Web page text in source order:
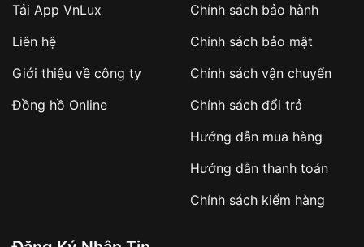
sản phẩm đặc biệt
hàng
Số tiền còn lại thanh toán khi nhận hàng hoặc
✔️ Đảm bảo xử lý đơn hàng nhanh chóng
✔️ Hạn chế tình trạng hủy đơn không mong
Tải App VnLux
Liên hệ
Giới thiệu về công ty
Đồng hồ Online
Chính sách bảo hành
Chính sách bảo mật
Chính sách vận chuyển
Chính sách đổi trả
Hướng dẫn mua hàng
Hướng dẫn thanh toán
Chính sách kiểm hàng